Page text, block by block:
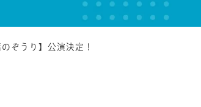
ぞうり】公演決定！